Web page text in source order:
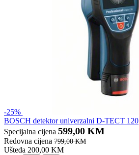
-25%
BOSCH detektor univerzalni D-TECT 120
Specijalna cijena 599,00 KM
Redovna cijena 799,00 KM
Ušteda 200,00 KM